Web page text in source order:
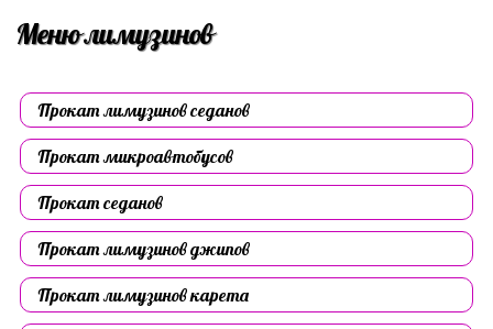
Меню лимузинов
Прокат лимузинов седанов
Прокат микроавтобусов
Прокат седанов
Прокат лимузинов джипов
Прокат лимузинов карета